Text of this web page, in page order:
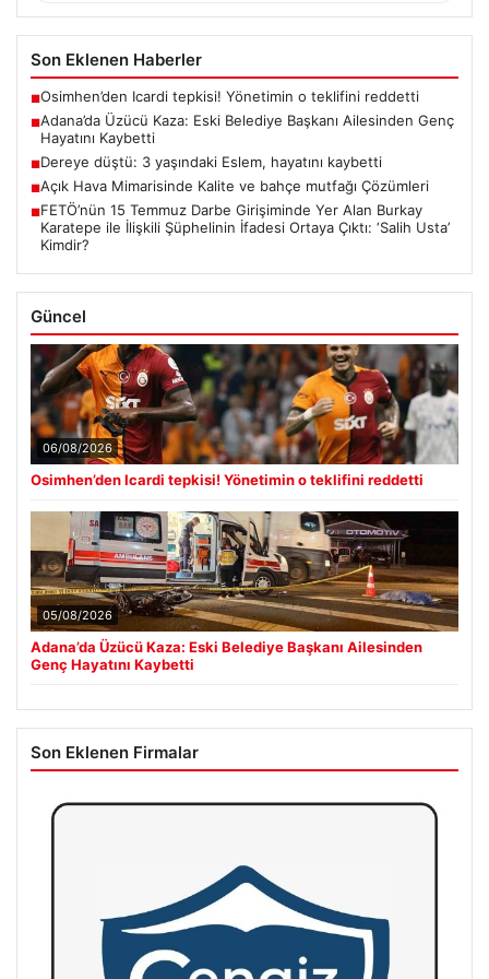
Son Eklenen Haberler
■Osimhen’den Icardi tepkisi! Yönetimin o teklifini reddetti
■Adana’da Üzücü Kaza: Eski Belediye Başkanı Ailesinden Genç
Hayatını Kaybetti
■Dereye düştü: 3 yaşındaki Eslem, hayatını kaybetti
■Açık Hava Mimarisinde Kalite ve bahçe mutfağı Çözümleri
■FETÖ’nün 15 Temmuz Darbe Girişiminde Yer Alan Burkay
Karatepe ile İlişkili Şüphelinin İfadesi Ortaya Çıktı: ‘Salih Usta’
Kimdir?
Güncel
06/08/2026
Osimhen’den Icardi tepkisi! Yönetimin o teklifini reddetti
05/08/2026
Adana’da Üzücü Kaza: Eski Belediye Başkanı Ailesinden
Genç Hayatını Kaybetti
Son Eklenen Firmalar